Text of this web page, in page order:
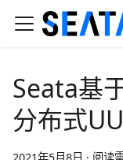
Seata基
分布式